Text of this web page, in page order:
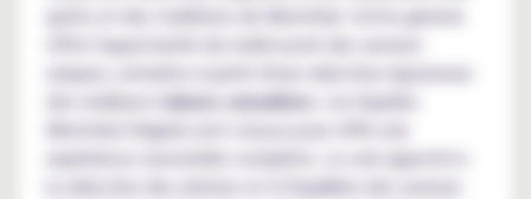
goûts et des traditions de Montréal. Cette gamme
offre l'opportunité de redécouvrir des saveurs
uniques, extraites à partir d'une sélection rigoureuse
tabacs canadiens
. Les liquides
Montréal Original sont conçus pour offrir une
expérience sensorielle complète. Le soin apporté à
la sélection des arômes et à l'équilibre des saveurs